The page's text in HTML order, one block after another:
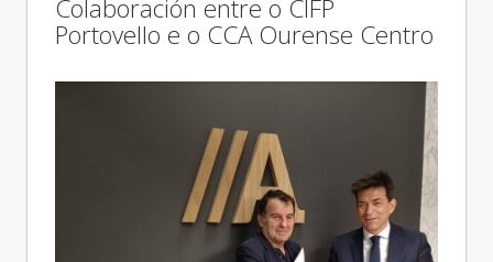
Colaboración entre o CIFP
Portovello e o CCA Ourense Centro